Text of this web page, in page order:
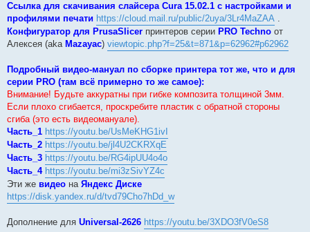
Ссылка для скачивания слайсера Cura 15.02.1 с настройками и
профилями печати https://cloud.mail.ru/public/2uya/3Lr4MaZAA .
Конфигуратор для PrusaSlicer принтеров серии PRO Techno от
Алексея (aka Mazayac) viewtopic.php?f=25&t=871&p=62962#p62962
Подробный видео-мануал по сборке принтера тот же, что и для
серии PRO (там всё примерно то же самое):
Внимание! Будьте аккуратны при гибке композита толщиной 3мм.
Если плохо сгибается, проскребите пластик с обратной стороны
сгиба (это есть видеомануале).
Часть_1 https://youtu.be/UsMeKHG1ivI
Часть_2 https://youtu.be/jl4U2CKRXqE
Часть_3 https://youtu.be/RG4ipUU4o4o
Часть_4 https://youtu.be/mi3zSivYZ4c
Эти же видео на Яндекс Диске
https://disk.yandex.ru/d/tvd79Cho7hDd_w
Дополнение для Universal-2626 https://youtu.be/3XDO3fV0eS8